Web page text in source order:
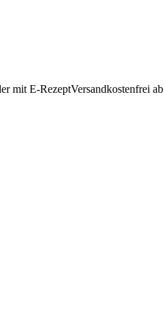
mit E-RezeptVersandkostenfrei